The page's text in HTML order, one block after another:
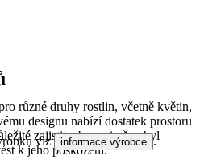
různé druhy rostlin, včetně květin,
designu nabízí dostatek prostoru
zajistit, aby v zimě nebyl
k jeho poškození.
viz informace výrobce .